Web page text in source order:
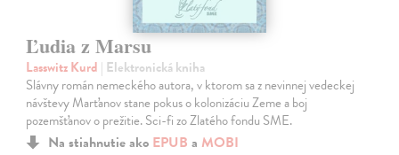
Ľudia z Marsu
Lasswitz Kurd | Elektronická kniha
Slávny román nemeckého autora, v ktorom sa z nevinnej vedeckej
návštevy Marťanov stane pokus o kolonizáciu Zeme a boj
pozemšťanov o prežitie. Sci-fi zo Zlatého fondu SME.
Na stiahnutie ako EPUB a MOBI